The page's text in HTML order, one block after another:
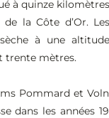
à quinze kilomètres
la Côte d’Or. Les
à une altitude
trente mètres.
Pommard et
dans les années